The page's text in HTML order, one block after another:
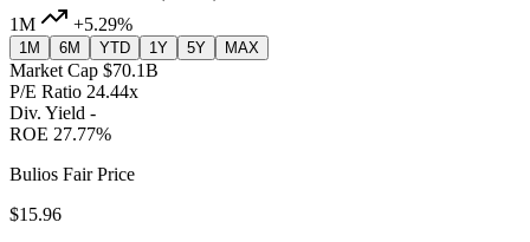
1M
+5.29%
1M 6M YTD 1Y 5Y MAX
Market Cap $70.1B
P/E Ratio 24.44x
Div. Yield -
ROE 27.77%
Bulios Fair Price
$15.96